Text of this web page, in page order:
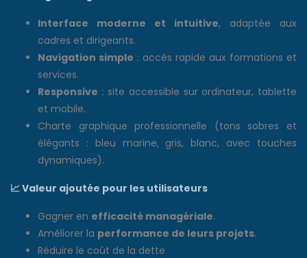
Interface moderne et intuitive, adaptée aux
cadres et dirigeants.
Navigation simple : accès rapide aux formations et
services.
Responsive : site accessible sur ordinateur, tablette
et mobile.
Charte graphique professionnelle (tons sobres et
élégants : bleu marine, gris, blanc, avec touches
dynamiques).
📈Valeur ajoutée pour les utilisateurs
Gagner en efficacité managériale.
Améliorer la performance de leurs projets.
Réduire le coût de la dette